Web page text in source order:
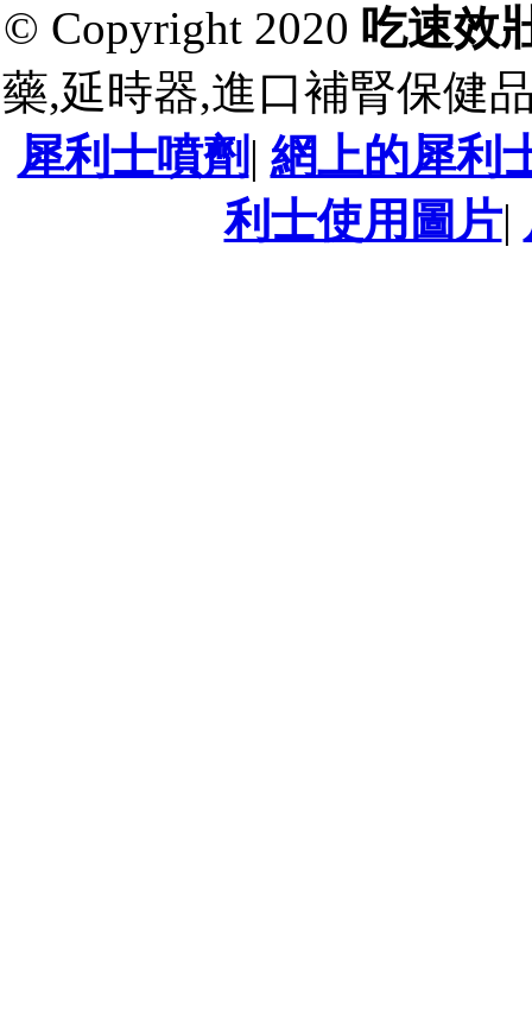
© Copyright 2020 吃速效
藥,延時器,進口補腎保健
犀利士噴劑 | 網上的犀利
利士使用圖片|